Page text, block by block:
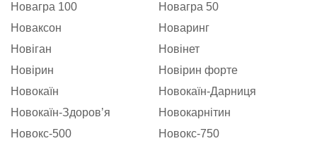
Новагра 100
Новагра 50
Новаксон
Новаринг
Новіган
Новінет
Новірин
Новірин форте
Новокаїн
Новокаїн-Дарниця
Новокаїн-Здоровʼя
Новокарнітин
Новокс-500
Новокс-750